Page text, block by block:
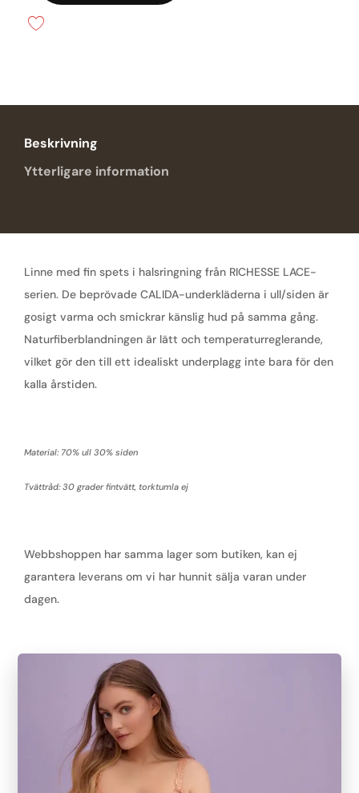
spets
Beskrivning
Ytterligare information
Linne med fin spets i halsringning från RICHESSE LACE-
serien. De beprövade CALIDA-underkläderna i ull/siden är
gosigt varma och smickrar känslig hud på samma gång.
Naturfiberblandningen är lätt och temperaturreglerande,
vilket gör den till ett idealiskt underplagg inte bara för den
kalla årstiden.
Material: 70% ull 30% siden
Tvättråd: 30 grader fintvätt, torktumla ej
Webbshoppen har samma lager som butiken, kan ej
garantera leverans om vi har hunnit sälja varan under
dagen.